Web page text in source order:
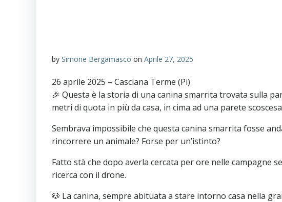
by Simone Bergamasco on Aprile 27, 2025
26 aprile 2025 – Casciana Terme (Pi)
🎉 Questa è la storia di una canina smarrita trovata sulla
metri di quota in più da casa, in cima ad una parete
Sembrava impossibile che questa canina smarrita fosse
rincorrere un animale? Forse per un’istinto?
Fatto stà che dopo averla cercata per ore nelle campagne
ricerca con il drone.
🐶 La canina, sempre abituata a stare intorno casa nella